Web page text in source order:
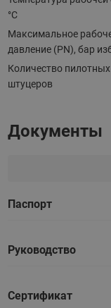
°С
Максимальное
давление (PN), бар
Количество пилотных
штуцеров
Документы
Паспорт
Руководство
Сертификат